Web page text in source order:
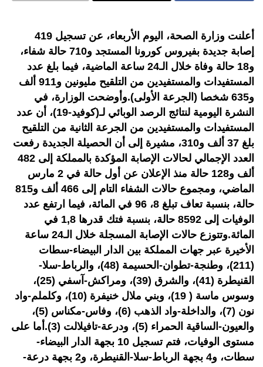
أعلنت وزارة الصحة، اليوم الأربعاء، عن تسجيل 419
إصابة جديدة بفيروس كورونا المستجد و710 حالة شفاء،
و18 حالة وفاة خلال الـ24 ساعة الماضية، فيما بلغ عدد
المستفيدات والمستفيدين من التلقيح مليونين و911 ألف
و635 شخصا (الجرعة الأولى).وأوضحت الوزارة، في
النشرة اليومية لنتائج الرصد الوبائي لـ(كوفيد-19)، أن عدد
المستفيدات والمستفيدين من الجرعة الثانية من التلقيح
بلغ 37 ألف و310، مشيرة إلى أن الحصيلة الجديدة رفعت
العدد الإجمالي لحالات الإصابة المؤكدة بالمملكة إلى 482
ألف و128 حالة منذ الإعلان عن أول حالة في 2 مارس
الماضي، ومجموع حالات الشفاء التام إلى 466 ألف و815
حالة، بنسبة تعاف تبلغ 8، 96 في المائة، فيما ارتفع عدد
الوفيات إلى 8592 حالة، بنسبة فتك قدرها 1,8 في
المائة.وتتوزع حالات الإصابة المسجلة خلال الـ24 ساعة
الأخيرة عبر جهات المملكة بين الدار البيضاء-سطات
(211)، وطنجة-تطوان-الحسيمة (48)، والرباط-سلا-
القنيطرة (41)، والشرق (39)، ومراكش-آسفي (25)،
وسوس ماسة ( 19)، وبني ملال خنيفرة (10)، وكلملم-واد
نون (7)، والداخلة-واد الذهب (6)، وفاس-مكناس (5)،
والعيون-الساقية الحمراء (5)، ودرعة-تافيلالت (3).أما على
مستوى الوفيات، فتم تسجيل 10 بجهة الدار البيضاء-
سطات، و4 بجهة الرباط-سلا-القنيطرة، و2 بجهة درعة-